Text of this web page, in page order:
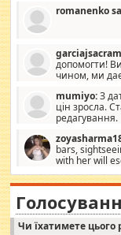
romanenko
допомогти!
чином, ми
допомагати людям,
заслуговує на
повинні приймати
витрат, а тільки
коментуйте цей
зв'яжемося з вами
сьогодні на
гроші? Ми можемо
mumiyo:З
цін зросла.
редагування.
bars,
with her will
sexy escort
hotel had to spend
woman "Love
Independent escort
WhatsApp via an
Чи їхатимете